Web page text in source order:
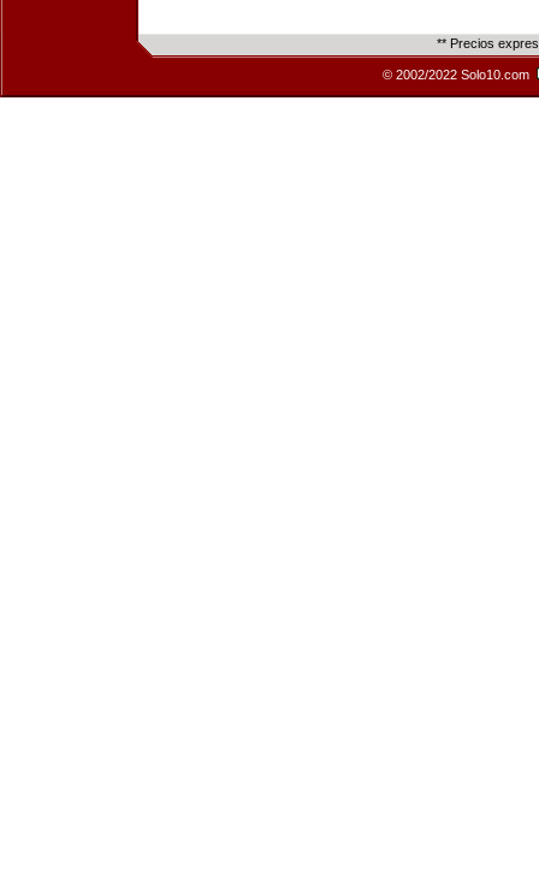
** Precios
© 2002/2022 Solo10.com